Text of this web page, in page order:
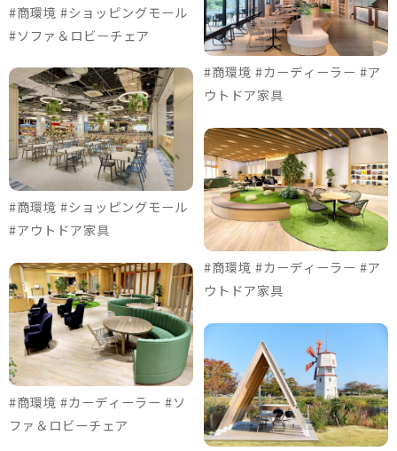
#商環境 #ショッピングモール
#ソファ＆ロビーチェア
#商環境 #ショッピングモール
#アウトドア家具
#商環境 #カーディーラー #ソ
ファ＆ロビーチェア
#商環境 #カーディーラー #ア
ウトドア家具
#商環境 #カーディーラー #ア
ウトドア家具